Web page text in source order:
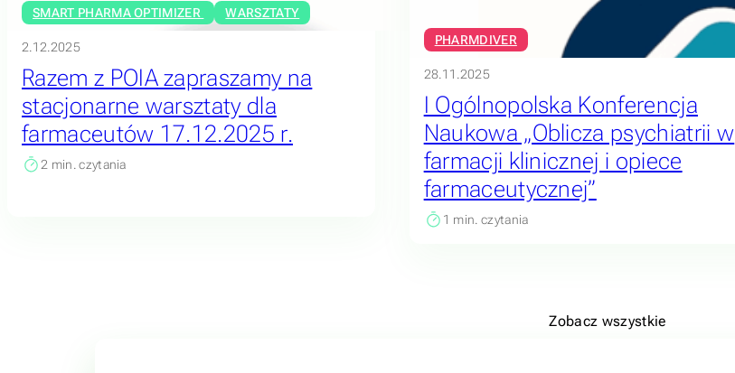
SMART PHARMA OPTIMIZER WARSZTATY
2.12.2025
Razem z POIA zapraszamy na
stacjonarne warsztaty dla
farmaceutów 17.12.2025 r.
2 min. czytania
PHARMDIVER
28.11.2025
I Ogólnopolska Konferencja
Naukowa „Oblicza psychiatrii w
farmacji klinicznej i opiece
farmaceutycznej”
1 min. czytania
Zobacz wszystkie